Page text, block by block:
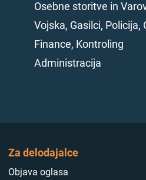
Osebne storitve in
Vojska, Gasilci, Policija,
Finance, Kontroling
Administracija
Za delodajalce
Objava oglasa